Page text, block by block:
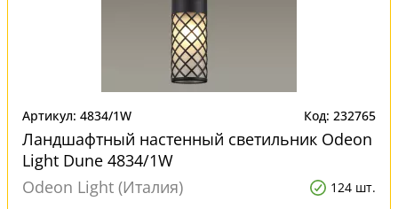
Артикул: 4834/1W Код: 232765
Ландшафтный настенный светильник Odeon
Light Dune 4834/1W
Odeon Light (Италия)
124 шт.